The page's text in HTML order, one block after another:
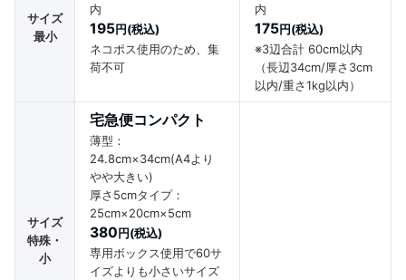
サイズ
最小
内
195円(税込)
ネコポス使用のため、集
荷不可
内
175円(税込)
※3辺合計 60cm以内
（長辺34cm/厚さ3cm
以内/重さ1kg以内）
サイズ
特殊・
小
宅急便コンパクト
薄型：
24.8cm×34cm(A4より
やや大きい)
厚さ5cmタイプ：
25cm×20cm×5cm
380円(税込)
専用ボックス使用で60サ
イズよりも小さいサイズ